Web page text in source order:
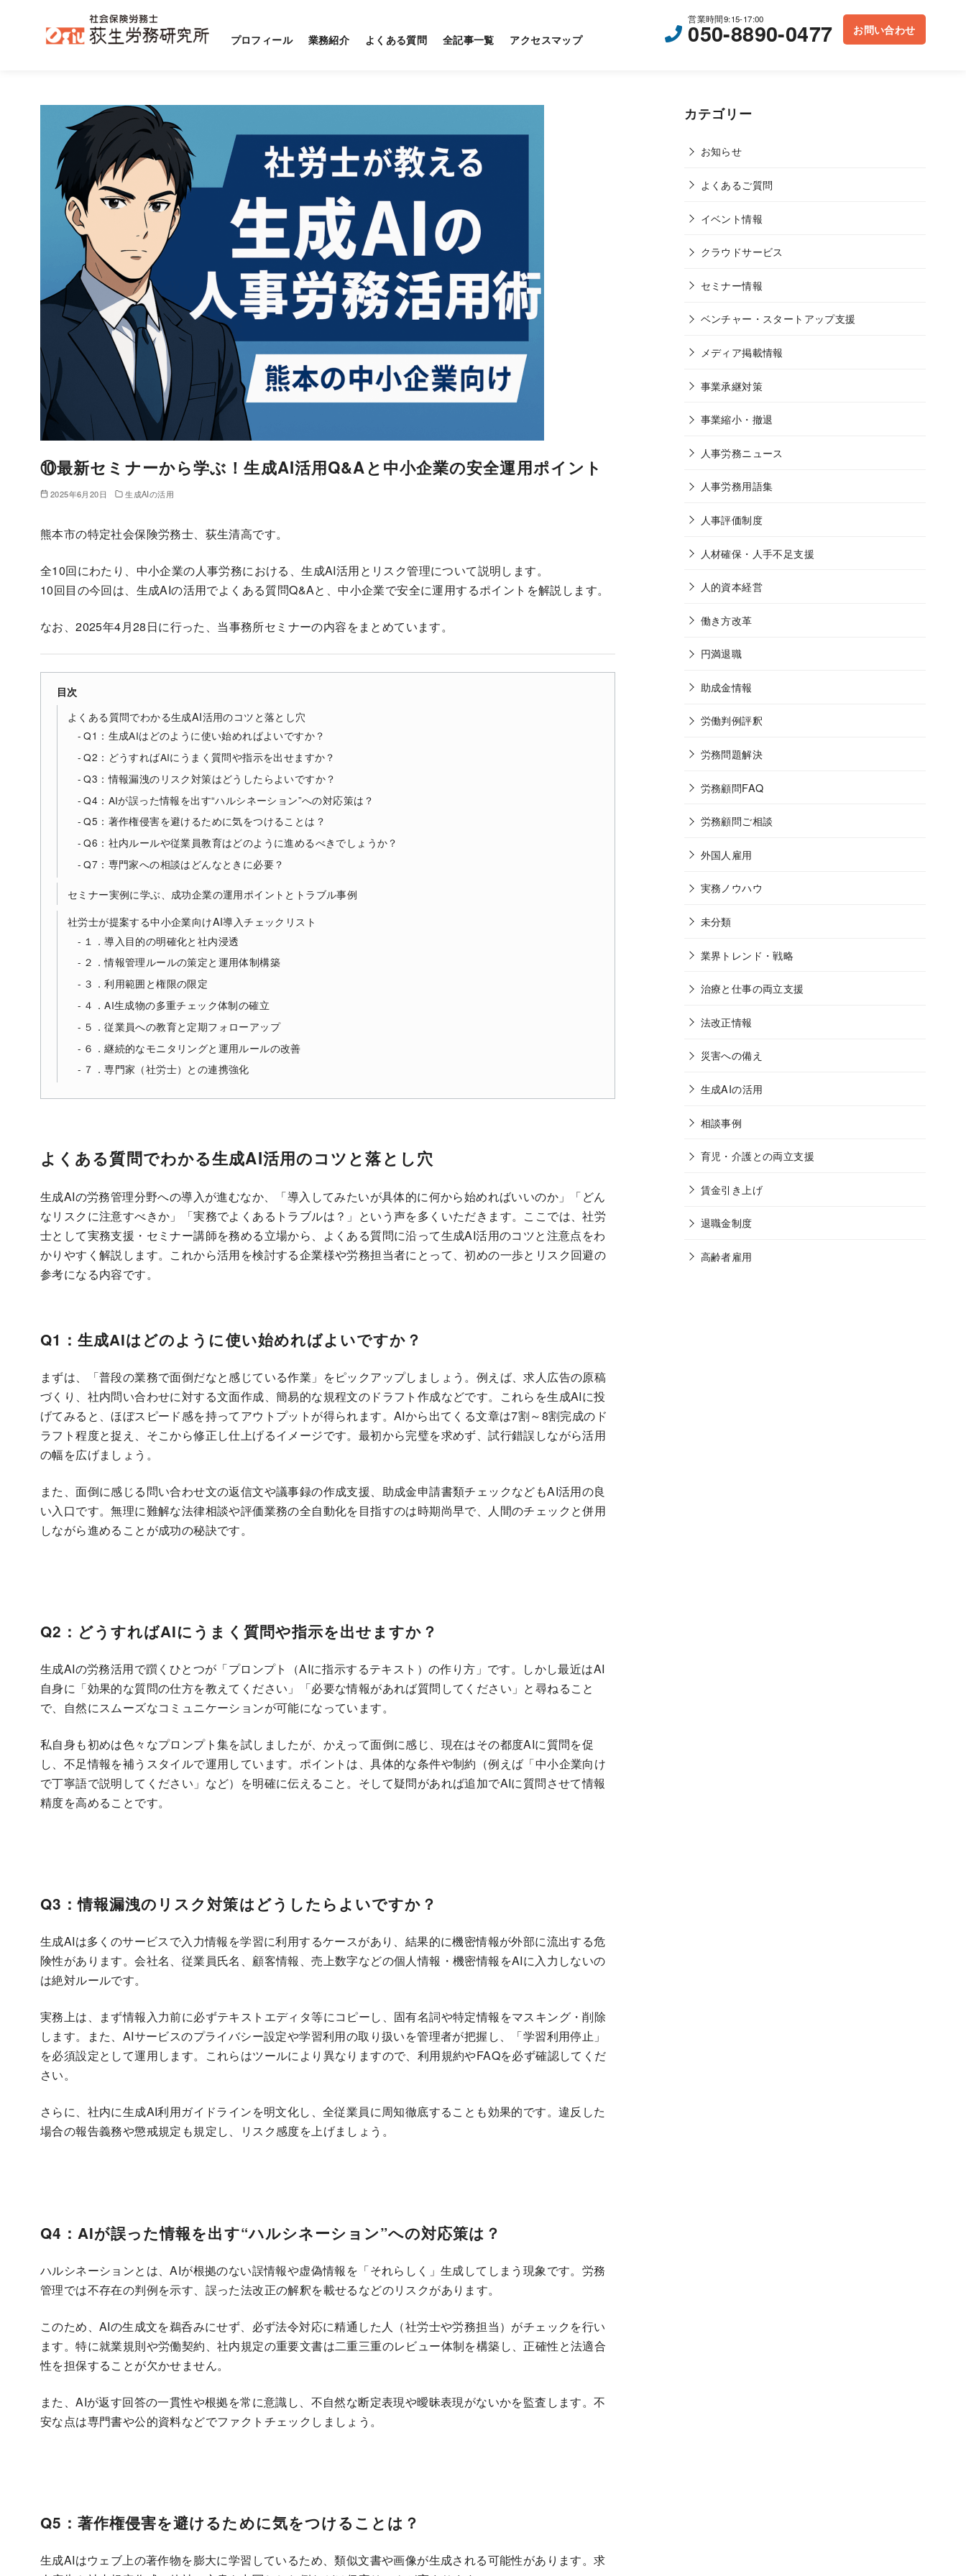
プロフィール 業務紹介 よくある質問 全記事一覧 アクセスマップ
営業時間9:15-17:00
050-8890-0477 お問い合わせ
⑩最新セミナーから学ぶ！生成AI活用Q&Aと中小企業の安全運用ポイント
2025年6月20日 生成AIの活用
熊本市の特定社会保険労務士、荻生清高です。
全10回にわたり、中小企業の人事労務における、生成AI活用とリスク管理について説明します。
10回目の今回は、生成AIの活用でよくある質問Q&Aと、中小企業で安全に運用するポイントを解説します。
なお、2025年4月28日に行った、当事務所セミナーの内容をまとめています。
目次
よくある質問でわかる生成AI活用のコツと落とし穴
Q1：生成AIはどのように使い始めればよいですか？
Q2：どうすればAIにうまく質問や指示を出せますか？
Q3：情報漏洩のリスク対策はどうしたらよいですか？
Q4：AIが誤った情報を出す“ハルシネーション”への対応策は？
Q5：著作権侵害を避けるために気をつけることは？
Q6：社内ルールや従業員教育はどのように進めるべきでしょうか？
Q7：専門家への相談はどんなときに必要？
セミナー実例に学ぶ、成功企業の運用ポイントとトラブル事例
社労士が提案する中小企業向けAI導入チェックリスト
１．導入目的の明確化と社内浸透
２．情報管理ルールの策定と運用体制構築
３．利用範囲と権限の限定
４．AI生成物の多重チェック体制の確立
５．従業員への教育と定期フォローアップ
６．継続的なモニタリングと運用ルールの改善
７．専門家（社労士）との連携強化
よくある質問でわかる生成AI活用のコツと落とし穴
生成AIの労務管理分野への導入が進むなか、「導入してみたいが具体的に何から始めればいいのか」「どん
なリスクに注意すべきか」「実務でよくあるトラブルは？」という声を多くいただきます。ここでは、社労
士として実務支援・セミナー講師を務める立場から、よくある質問に沿って生成AI活用のコツと注意点をわ
かりやすく解説します。これから活用を検討する企業様や労務担当者にとって、初めの一歩とリスク回避の
参考になる内容です。
Q1：生成AIはどのように使い始めればよいですか？
まずは、「普段の業務で面倒だなと感じている作業」をピックアップしましょう。例えば、求人広告の原稿
づくり、社内問い合わせに対する文面作成、簡易的な規程文のドラフト作成などです。これらを生成AIに投
げてみると、ほぼスピード感を持ってアウトプットが得られます。AIから出てくる文章は7割～8割完成のド
ラフト程度と捉え、そこから修正し仕上げるイメージです。最初から完璧を求めず、試行錯誤しながら活用
の幅を広げましょう。
また、面倒に感じる問い合わせ文の返信文や議事録の作成支援、助成金申請書類チェックなどもAI活用の良
い入口です。無理に難解な法律相談や評価業務の全自動化を目指すのは時期尚早で、人間のチェックと併用
しながら進めることが成功の秘訣です。
Q2：どうすればAIにうまく質問や指示を出せますか？
生成AIの労務活用で躓くひとつが「プロンプト（AIに指示するテキスト）の作り方」です。しかし最近はAI
自身に「効果的な質問の仕方を教えてください」「必要な情報があれば質問してください」と尋ねること
で、自然にスムーズなコミュニケーションが可能になっています。
私自身も初めは色々なプロンプト集を試しましたが、かえって面倒に感じ、現在はその都度AIに質問を促
し、不足情報を補うスタイルで運用しています。ポイントは、具体的な条件や制約（例えば「中小企業向け
で丁寧語で説明してください」など）を明確に伝えること。そして疑問があれば追加でAIに質問させて情報
精度を高めることです。
Q3：情報漏洩のリスク対策はどうしたらよいですか？
生成AIは多くのサービスで入力情報を学習に利用するケースがあり、結果的に機密情報が外部に流出する危
険性があります。会社名、従業員氏名、顧客情報、売上数字などの個人情報・機密情報をAIに入力しないの
は絶対ルールです。
実務上は、まず情報入力前に必ずテキストエディタ等にコピーし、固有名詞や特定情報をマスキング・削除
します。また、AIサービスのプライバシー設定や学習利用の取り扱いを管理者が把握し、「学習利用停止」
を必須設定として運用します。これらはツールにより異なりますので、利用規約やFAQを必ず確認してくだ
さい。
さらに、社内に生成AI利用ガイドラインを明文化し、全従業員に周知徹底することも効果的です。違反した
場合の報告義務や懲戒規定も規定し、リスク感度を上げましょう。
Q4：AIが誤った情報を出す“ハルシネーション”への対応策は？
ハルシネーションとは、AIが根拠のない誤情報や虚偽情報を「それらしく」生成してしまう現象です。労務
管理では不存在の判例を示す、誤った法改正の解釈を載せるなどのリスクがあります。
このため、AIの生成文を鵜呑みにせず、必ず法令対応に精通した人（社労士や労務担当）がチェックを行い
ます。特に就業規則や労働契約、社内規定の重要文書は二重三重のレビュー体制を構築し、正確性と法適合
性を担保することが欠かせません。
また、AIが返す回答の一貫性や根拠を常に意識し、不自然な断定表現や曖昧表現がないかを監査します。不
安な点は専門書や公的資料などでファクトチェックしましょう。
Q5：著作権侵害を避けるために気をつけることは？
生成AIはウェブ上の著作物を膨大に学習しているため、類似文書や画像が生成される可能性があります。求
カテゴリー
お知らせ
よくあるご質問
イベント情報
クラウドサービス
セミナー情報
ベンチャー・スタートアップ支援
メディア掲載情報
事業承継対策
事業縮小・撤退
人事労務ニュース
人事労務用語集
人事評価制度
人材確保・人手不足支援
人的資本経営
働き方改革
円満退職
助成金情報
労働判例評釈
労務問題解決
労務顧問FAQ
労務顧問ご相談
外国人雇用
実務ノウハウ
未分類
業界トレンド・戦略
治療と仕事の両立支援
法改正情報
災害への備え
生成AIの活用
相談事例
育児・介護との両立支援
賃金引き上げ
退職金制度
高齢者雇用